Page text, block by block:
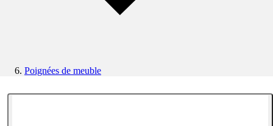
Poignées de meuble